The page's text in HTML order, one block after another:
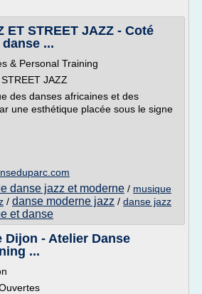
ET STREET JAZZ - Coté
...
& Personal Training
JAZZ
des danses africaines et des
une esthétique placée sous le signe
danse jazz et moderne / musique
/ danse moderne jazz / danse jazz
et danse
Dijon - Atelier Danse
...